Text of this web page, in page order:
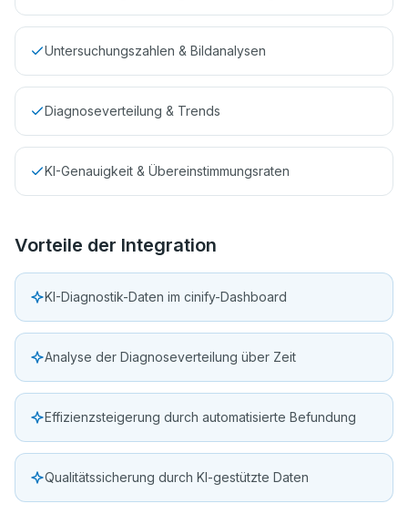
Untersuchungszahlen & Bildanalysen
Diagnoseverteilung & Trends
KI-Genauigkeit & Übereinstimmungsraten
Vorteile der Integration
KI-Diagnostik-Daten im cinify-Dashboard
Analyse der Diagnoseverteilung über Zeit
Effizienzsteigerung durch automatisierte Befundung
Qualitätssicherung durch KI-gestützte Daten